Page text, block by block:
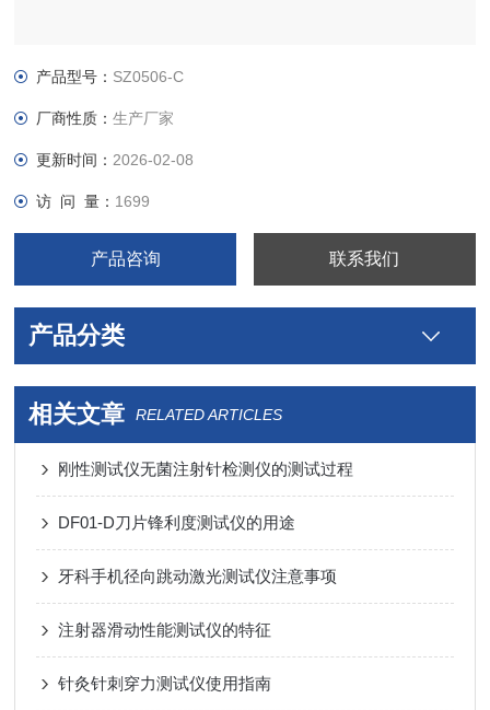
产品型号： SZ0506-C
厂商性质：生产厂家
更新时间： 2026-02-08
访 问 量： 1699
产品咨询 联系我们
产品分类
相关文章 RELATED ARTICLES
刚性测试仪无菌注射针检测仪的测试过程
DF01-D刀片锋利度测试仪的用途
牙科手机径向跳动激光测试仪注意事项
注射器滑动性能测试仪的特征
针灸针刺穿力测试仪使用指南